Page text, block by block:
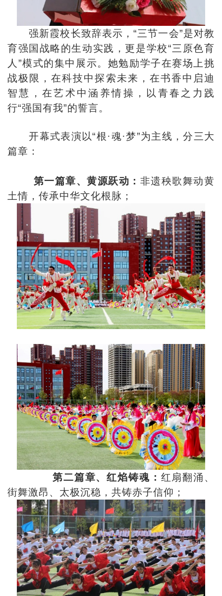
强新霞校长致辞表示，“三节一会”是对教
育强国战略的生动实践，更是学校“三原色育
人”模式的集中展示。她勉励学子在赛场上挑
战极限，在科技中探索未来，在书香中启迪
智慧，在艺术中涵养情操，以青春之力践
行“强国有我”的誓言。
开幕式表演以“根·魂·梦”为主线，分三大
篇章：
第一篇章、黄源跃动： 非遗秧歌舞动黄
土情，传承中华文化根脉；
第二篇章、红焰铸魂： 红扇翻涌、
街舞激昂、太极沉稳，共铸赤子信仰；